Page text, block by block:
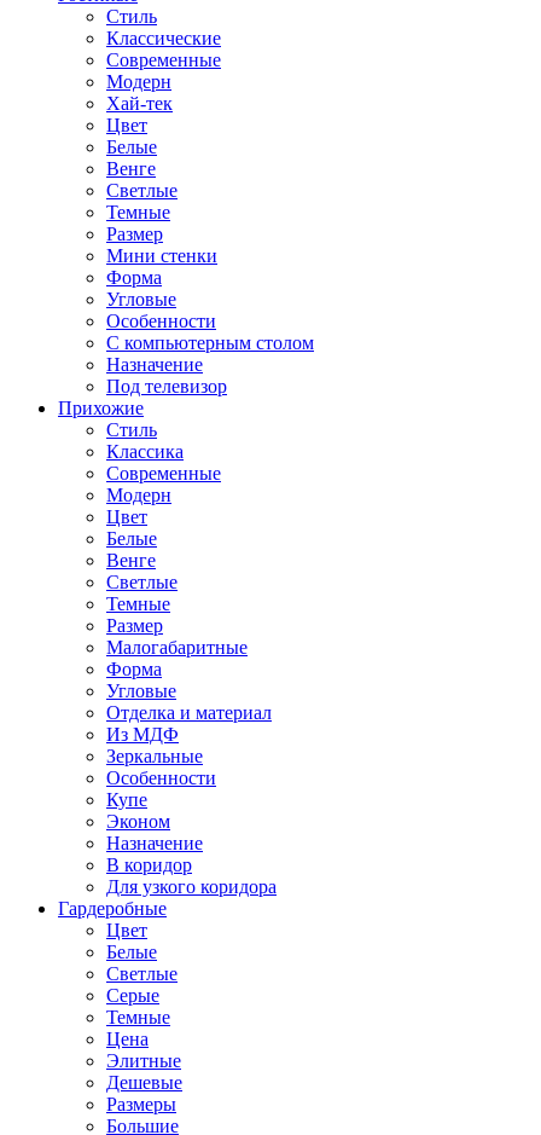
Стиль
Классические
Современные
Модерн
Хай-тек
Цвет
Белые
Венге
Светлые
Темные
Размер
Мини стенки
Форма
Угловые
Особенности
С компьютерным столом
Назначение
Под телевизор
Прихожие
Стиль
Классика
Современные
Модерн
Цвет
Белые
Венге
Светлые
Темные
Размер
Малогабаритные
Форма
Угловые
Отделка и материал
Из МДФ
Зеркальные
Особенности
Купе
Эконом
Назначение
В коридор
Для узкого коридора
Гардеробные
Цвет
Белые
Светлые
Серые
Темные
Цена
Элитные
Дешевые
Размеры
Большие